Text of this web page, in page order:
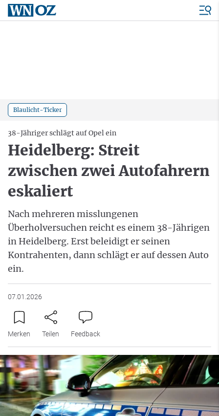
Blaulicht-Ticker
38-Jähriger schlägt auf Opel ein
Heidelberg: Streit
zwischen zwei Autofahrern
eskaliert
Nach mehreren misslungenen
Überholversuchen reicht es einem 38-Jährigen
in Heidelberg. Erst beleidigt er seinen
Kontrahenten, dann schlägt er auf dessen Auto
ein.
07.01.2026
Merken Teilen Feedback